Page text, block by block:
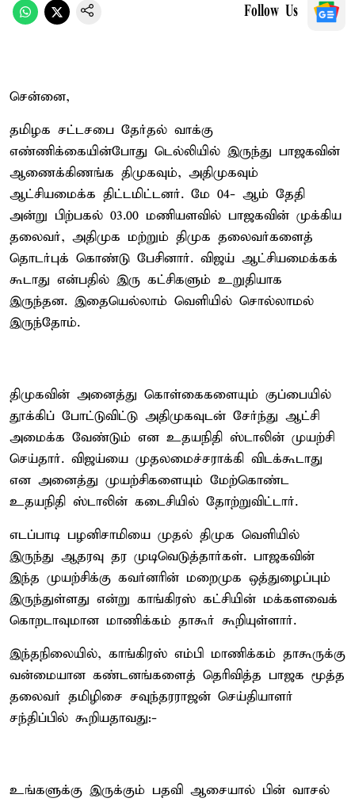
Follow Us
சென்னை,
தமிழக சட்டசபை தேர்தல் வாக்கு
எண்ணிக்கையின்போது டெல்லியில் இருந்து பாஜகவின்
ஆணைக்கிணங்க திமுகவும், அதிமுகவும்
ஆட்சியமைக்க திட்டமிட்டனர். மே 04- ஆம் தேதி
அன்று பிற்பகல் 03.00 மணியளவில் பாஜகவின் முக்கிய
தலைவர், அதிமுக மற்றும் திமுக தலைவர்களைத்
தொடர்புக் கொண்டு பேசினார். விஜய் ஆட்சியமைக்கக்
கூடாது என்பதில் இரு கட்சிகளும் உறுதியாக
இருந்தன. இதையெல்லாம் வெளியில் சொல்லாமல்
இருந்தோம்.
திமுகவின் அனைத்து கொள்கைகளையும் குப்பையில்
தூக்கிப் போட்டுவிட்டு அதிமுகவுடன் சேர்ந்து ஆட்சி
அமைக்க வேண்டும் என உதயநிதி ஸ்டாலின் முயற்சி
செய்தார். விஜய்யை முதலமைச்சராக்கி விடக்கூடாது
என அனைத்து முயற்சிகளையும் மேற்கொண்ட
உதயநிதி ஸ்டாலின் கடைசியில் தோற்றுவிட்டார்.
எடப்பாடி பழனிசாமியை முதல் திமுக வெளியில்
இருந்து ஆதரவு தர முடிவெடுத்தார்கள். பாஜகவின்
இந்த முயற்சிக்கு கவர்னரின் மறைமுக ஒத்துழைப்பும்
இருந்துள்ளது என்று காங்கிரஸ் கட்சியின் மக்களவைக்
கொறடாவுமான மாணிக்கம் தாகூர் கூறியுள்ளார்.
இந்தநிலையில், காங்கிரஸ் எம்பி மாணிக்கம் தாகூருக்கு
வன்மையான கண்டனங்களைத் தெரிவித்த பாஜக மூத்த
தலைவர் தமிழிசை சவுந்தரராஜன் செய்தியாளர்
சந்திப்பில் கூறியதாவது:-
உங்களுக்கு இருக்கும் பதவி ஆசையால் பின் வாசல்